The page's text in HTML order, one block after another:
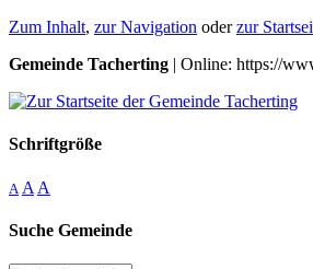
Zum Inhalt, zur Navigation oderzur
Gemeinde Tacherting | Online: https://
Schriftgröße
A A A
Suche Gemeinde